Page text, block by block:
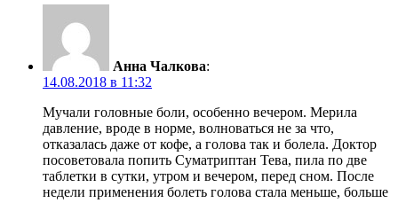
Анна Чалкова:
14.08.2018 в 11:32
Мучали головные боли, особенно вечером. Мерила
давление, вроде в норме, волноваться не за что,
отказалась даже от кофе, а голова так и болела. Доктор
посоветовала попить Суматриптан Тева, пила по две
таблетки в сутки, утром и вечером, перед сном. После
недели применения болеть голова стала меньше, больше